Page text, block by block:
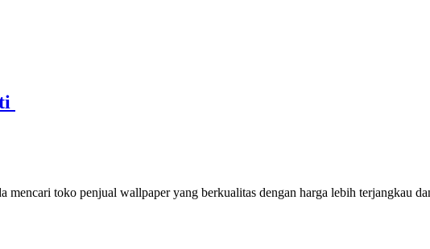
toko penjual wallpaper yang berkualitas dengan harga lebih terjangkau